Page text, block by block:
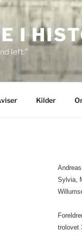
I
left.”
Kilder
Sylvia,
trolovet